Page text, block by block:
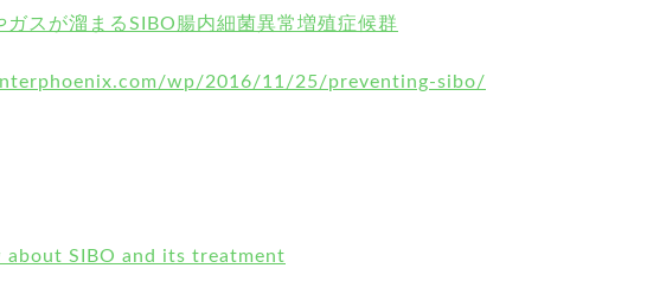
ガスが溜まるSIBO腸内細菌異常増殖症候群
wp/2016/11/25/preventing-sibo/
SIBO and its treatment